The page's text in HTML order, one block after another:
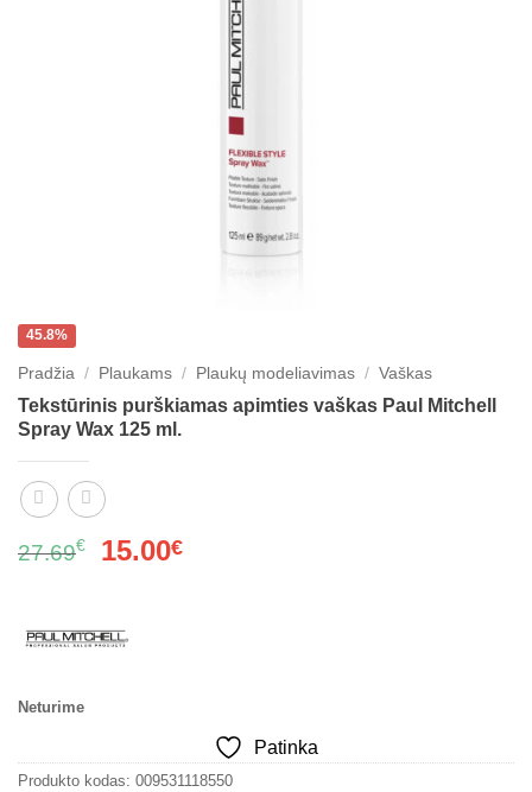
45.8%
Pradžia / Plaukams / Plaukų modeliavimas / Vaškas
Tekstūrinis purškiamas apimties vaškas Paul Mitchell
Spray Wax 125 ml.
27.69€
Original
27.69€.
15.00€Current
Neturime
Patinka
Produkto kodas: 009531118550